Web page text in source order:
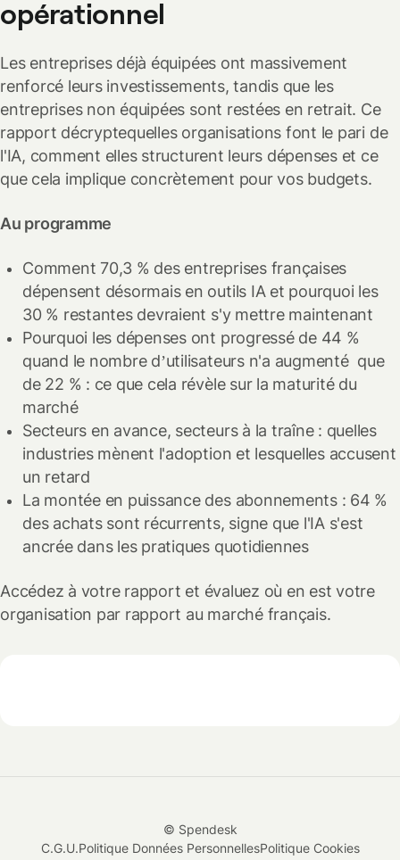
opérationnel
Les entreprises déjà équipées ont massivement
renforcé leurs investissements, tandis que les
entreprises non équipées sont restées en retrait. Ce
rapport décryptequelles organisations font le pari de
l'IA, comment elles structurent leurs dépenses et ce
que cela implique concrètement pour vos budgets.
Au programme
Comment 70,3 % des entreprises françaises
dépensent désormais en outils IA et pourquoi les
30 % restantes devraient s'y mettre maintenant
Pourquoi les dépenses ont progressé de 44 %
quand le nombre d’utilisateurs n'a augmenté que
de 22 % : ce que cela révèle sur la maturité du
marché
Secteurs en avance, secteurs à la traîne : quelles
industries mènent l'adoption et lesquelles accusent
un retard
La montée en puissance des abonnements : 64 %
des achats sont récurrents, signe que l'IA s'est
ancrée dans les pratiques quotidiennes
Accédez à votre rapport et évaluez où en est votre
organisation par rapport au marché français.
© Spendesk
C.G.U.Politique Données PersonnellesPolitique Cookies